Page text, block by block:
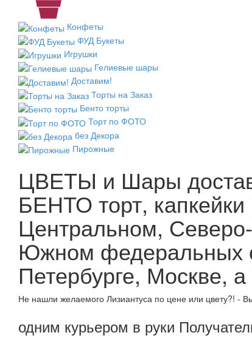
Конфеты
ФУД Букеты
Игрушки
Гелиевые шары
Доставим!
Торты на Заказ
Бенто торты
Торт по ФОТО
без Декора
Пирожные
ЦВЕТЫ и Шары
БЕНТО торт,
Центральном,
Южном федеральных
Петербурге, Москве,
Не нашли желаемого Лизиантуса по цене или цвету?! -
одним курьером в руки